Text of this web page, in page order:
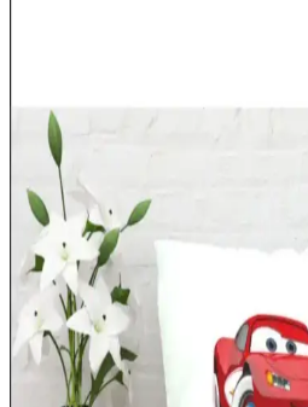
Tasarımlar ve Dekorasyon
Çocuk odası dekorasyonunda renkli
fonksiyonelliği bir arada sunar. Kaliteli
tasarımlarla odanın atmosferini
Elsa Desenli Yastıklar ile
ve Şık Dokunuşlar
Elsa desenli yastıklar, çocuk odalarını
dekorasyon ve fonksiyonellik sağlar.
odalara neşe ve hayal gücü katar.